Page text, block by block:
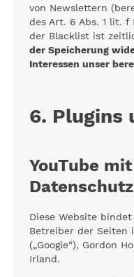
von Newslettern
des Art. 6 Abs. 1 lit. f
der Blacklist ist
der Speicherung
Interessen unser
6. Plugins
YouTube
Datenschutz
Diese Website bindet
Betreiber der Seiten
(„Google“), Gordon
Irland.